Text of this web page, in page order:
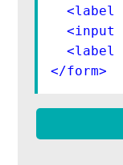
<label
<input
<label
</form>